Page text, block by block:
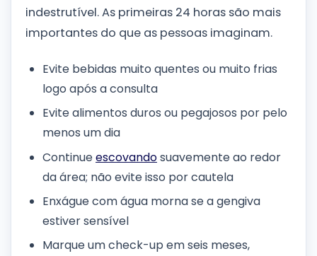
indestrutível. As primeiras 24 horas são mais
importantes do que as pessoas imaginam.
Evite bebidas muito quentes ou muito frias
logo após a consulta
Evite alimentos duros ou pegajosos por pelo
menos um dia
Continueescovandosuavemente ao redor
da área; não evite isso por cautela
Enxágue com água morna se a gengiva
estiver sensível
Marque um check-up em seis meses,